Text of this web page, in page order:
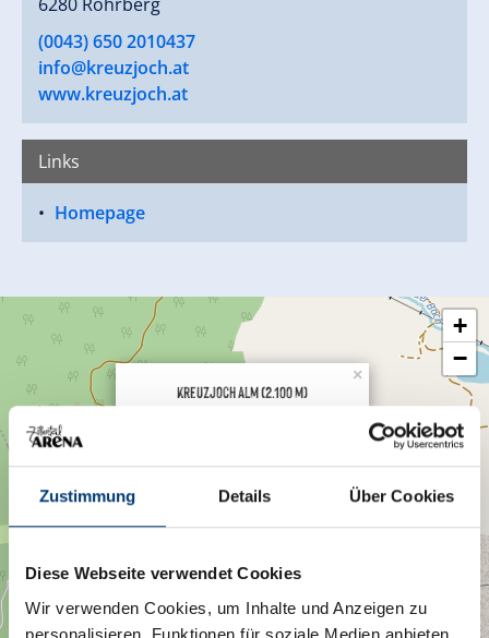
Zustimmung Details Über Cookies
Diese Webseite verwendet Cookies
Wir verwenden Cookies, um Inhalte und Anzeigen zu
personalisieren, Funktionen für soziale Medien anbieten
werden wir seit Jahren als
ausgezeichnet.
Für den schnellen Einkehrschwung ist
unser Lifthäusl auf der Sonnenterrasse der ideale
Stopp für eine Erfrischung oder einen kleinen Imbiss
zwischendurch.
(0043) 650 2010437
info@kreuzjoch.at
www.kreuzjoch.at
Links
Homepage
Kreuzjoch Alm (2.100 m)
Zillertal Arena / Piste
Nummer 19
Route planen
×
+
−